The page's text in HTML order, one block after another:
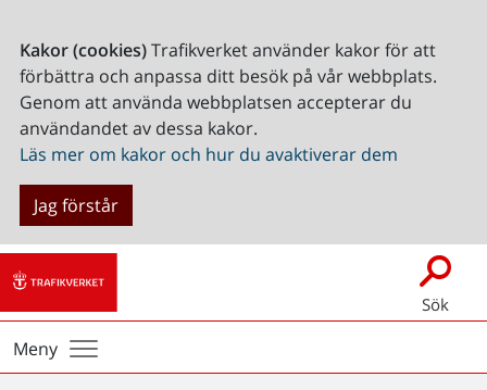
Kakor (cookies)Trafikverket använder kakor för att
förbättra och anpassa ditt besök på vår webbplats.
Genom att använda webbplatsen accepterar du
användandet av dessa kakor.
Läs mer om kakor och hur du avaktiverar dem
Jag förstår
Sök
Meny